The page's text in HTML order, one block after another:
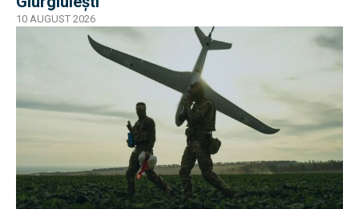
10 AUGUST 2026